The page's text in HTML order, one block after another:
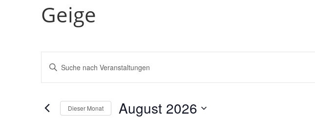
Geige
Veranstaltungen
Suche
und
Navigation
Bitte
Schlüsselwort
eingeben.
nach
Dieser Monat August 2026